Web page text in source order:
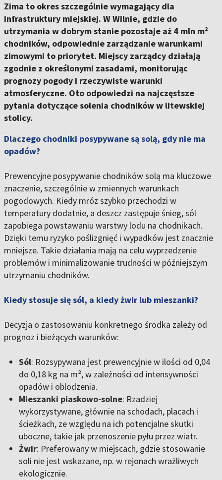
Zima to okres szczególnie wymagający dla
infrastruktury miejskiej. W Wilnie, gdzie do
utrzymania w dobrym stanie pozostaje aż 4 mln m²
chodników, odpowiednie zarządzanie warunkami
zimowymi to priorytet. Miejscy zarządcy działają
zgodnie z określonymi zasadami, monitorując
prognozy pogody i rzeczywiste warunki
atmosferyczne. Oto odpowiedzi na najczęstsze
pytania dotyczące solenia chodników w litewskiej
stolicy.
Dlaczego chodniki posypywane są solą, gdy nie ma
opadów?
Prewencyjne posypywanie chodników solą ma kluczowe
znaczenie, szczególnie w zmiennych warunkach
pogodowych. Kiedy mróz szybko przechodzi w
temperatury dodatnie, a deszcz zastępuje śnieg, sól
zapobiega powstawaniu warstwy lodu na chodnikach.
Dzięki temu ryzyko poślizgnięć i wypadków jest znacznie
mniejsze. Takie działania mają na celu wyprzedzenie
problemów i minimalizowanie trudności w późniejszym
utrzymaniu chodników.
Kiedy stosuje się sól, a kiedy żwir lub mieszanki?
Decyzja o zastosowaniu konkretnego środka zależy od
prognoz i bieżących warunków:
Sól: Rozsypywana jest prewencyjnie w ilości od 0,04
do 0,18 kg na m², w zależności od intensywności
opadów i oblodzenia.
Mieszanki piaskowo-solne: Rzadziej
wykorzystywane, głównie na schodach, placach i
ścieżkach, ze względu na ich potencjalne skutki
uboczne, takie jak przenoszenie pyłu przez wiatr.
Żwir: Preferowany w miejscach, gdzie stosowanie
soli nie jest wskazane, np. w rejonach wrażliwych
ekologicznie.